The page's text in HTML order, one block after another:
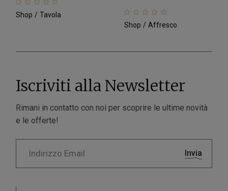
Shop Tavola
Shop Affresco
Iscriviti alla Newsletter
Rimani in contatto con noi per scoprire le ultime novità
e le offerte!
Invia